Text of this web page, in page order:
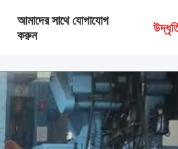
আমাদের সাথে যোগাযোগ
করুন